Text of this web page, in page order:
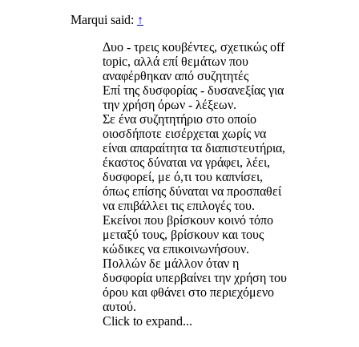
Marqui said: ↑
Δυο - τρεις κουβέντες, σχετικώς off
topic, αλλά επί θεμάτων που
αναφέρθηκαν από συζητητές
Επί της δυσφορίας - δυσανεξίας για
την χρήση όρων - λέξεων.
Σε ένα συζητητήριο στο οποίο
οιοσδήποτε εισέρχεται χωρίς να
είναι απαραίτητα τα διαπιστευτήρια,
έκαστος δύναται να γράφει, λέει,
δυσφορεί, με ό,τι του καπνίσει,
όπως επίσης δύναται να προσπαθεί
να επιβάλλει τις επιλογές του.
Εκείνοι που βρίσκουν κοινό τόπο
μεταξύ τους, βρίσκουν και τους
κώδικες να επικοινωνήσουν.
Πολλών δε μάλλον όταν η
δυσφορία υπερβαίνει την χρήση του
όρου και φθάνει στο περιεχόμενο
αυτού.
Click to expand...